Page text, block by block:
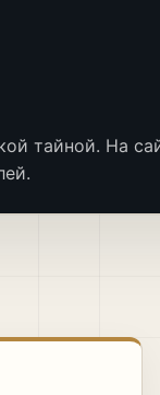
тайной. На